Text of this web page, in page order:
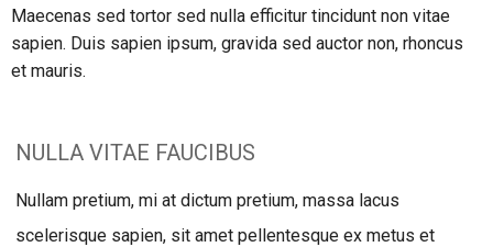
Maecenas sed tortor sed nulla efficitur tincidunt non vitae
sapien. Duis sapien ipsum, gravida sed auctor non, rhoncus
et mauris.
NULLA VITAE FAUCIBUS
Nullam pretium, mi at dictum pretium, massa lacus
scelerisque sapien, sit amet pellentesque ex metus et